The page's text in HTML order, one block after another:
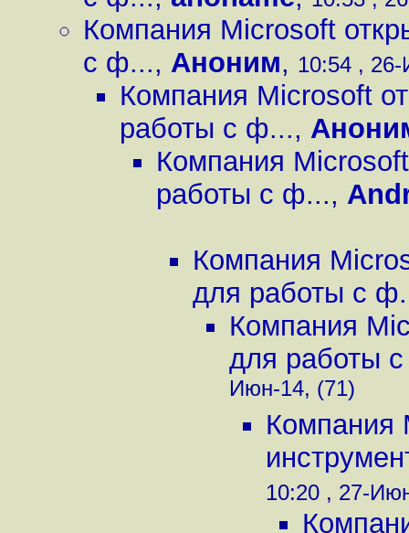
Компания Microsoft
с ф..., Аноним, 10:54 ,
Компания Microsoft
работы с ф...,
Компания
работы с ф...,
Компания
для работы с
Компания
для работы
Июн-14, (71)
Компания
10:20 , 27-